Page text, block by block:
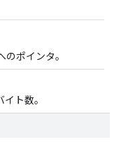
ポインタ。
ト数。